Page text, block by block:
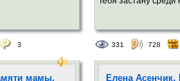
3 331 728
мамы.
Елена